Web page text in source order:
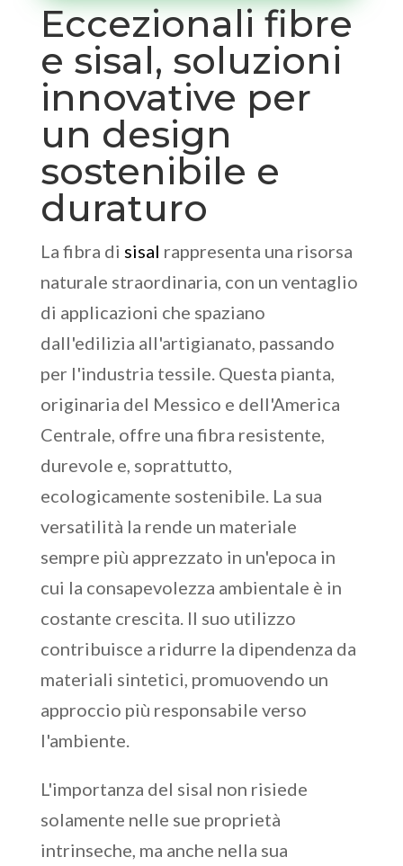
Eccezionali fibre
e sisal, soluzioni
innovative per
un design
sostenibile e
duraturo
La fibra di sisal rappresenta una risorsa
naturale straordinaria, con un ventaglio
di applicazioni che spaziano
dall'edilizia all'artigianato, passando
per l'industria tessile. Questa pianta,
originaria del Messico e dell'America
Centrale, offre una fibra resistente,
durevole e, soprattutto,
ecologicamente sostenibile. La sua
versatilità la rende un materiale
sempre più apprezzato in un'epoca in
cui la consapevolezza ambientale è in
costante crescita. Il suo utilizzo
contribuisce a ridurre la dipendenza da
materiali sintetici, promuovendo un
approccio più responsabile verso
l'ambiente.
L'importanza del sisal non risiede
solamente nelle sue proprietà
intrinseche, ma anche nella sua